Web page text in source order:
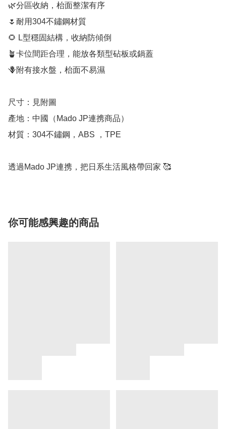
🌿分區收納，枱面整潔有序
🌷耐用304不鏽鋼材質
🌻 L型穩固結構，收納防傾倒
🪴卡位間距合理，能放各類型砧板或鍋蓋
🪻附有接水盤，枱面不易濕
尺寸：見附圖
產地：中國（Mado JP連携商品）
材質：304不鏽鋼，ABS ，TPE
透過Mado JP連携，把日系生活風格帶回家 🥰
你可能感興趣的商品